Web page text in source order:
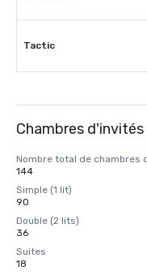
Tactic
Chambres d'invités
Nombre total de chambres
144
Simple (1 lit)
90
Double (2 lits)
36
Suites
18